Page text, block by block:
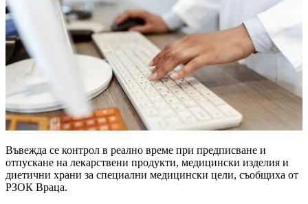
Въвежда се контрол в реално време при предписване и
отпускане на лекарствени продукти, медицински изделия и
диетични храни за специални медицински цели, съобщиха от
РЗОК Враца.